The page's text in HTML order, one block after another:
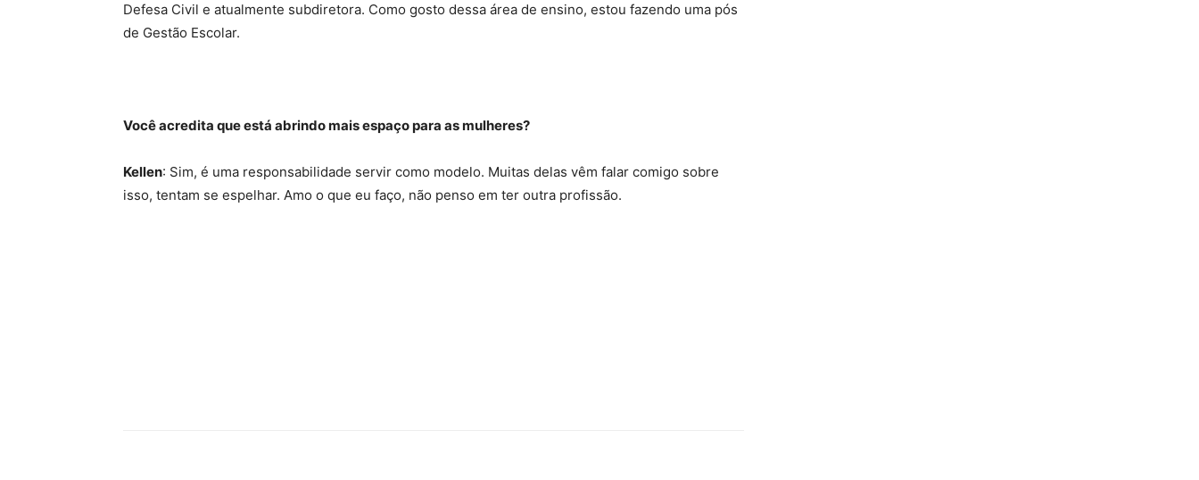
Defesa Civil e atualmente subdiretora. Como gosto dessa área de ensino, estou fazendo uma pós
de Gestão Escolar.
Você acredita que está abrindo mais espaço para as mulheres?
Kellen: Sim, é uma responsabilidade servir como modelo. Muitas delas vêm falar comigo sobre
isso, tentam se espelhar. Amo o que eu faço, não penso em ter outra profissão.